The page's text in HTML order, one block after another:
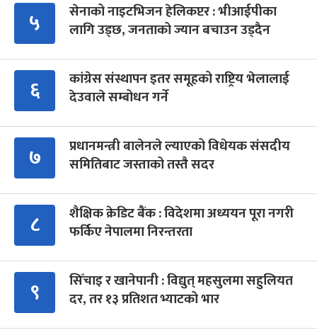
५
सेनाको नाइटभिजन हेलिकप्टर : भीआईपीका
लागि उड्छ, जनताको ज्यान बचाउन उड्दैन
६
कांग्रेस संस्थापन इतर समूहको राष्ट्रिय भेलालाई
देउवाले सम्बोधन गर्ने
७
प्रधानमन्त्री बालेनले ल्याएको विधेयक संसदीय
समितिबाट जस्ताको तस्तै सदर
८
शैक्षिक क्रेडिट बैंक : विदेशमा अध्ययन पूरा नगरी
फर्किए नेपालमा निरन्तरता
९
सिँचाइ र खानेपानी : विद्युत् महसुलमा सहुलियत
दर, तर १३ प्रतिशत भ्याटको भार